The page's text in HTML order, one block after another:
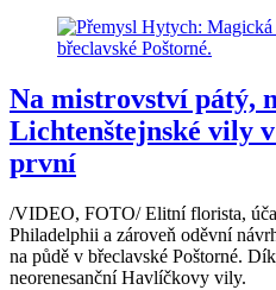
Na mistrovství pátý,
Lichtenštejnské vily
první
/VIDEO, FOTO/ Elitní florista,
Philadelphii a zároveň oděvní
na půdě v břeclavské Poštorné.
neorenesanční Havlíčkovy vily.